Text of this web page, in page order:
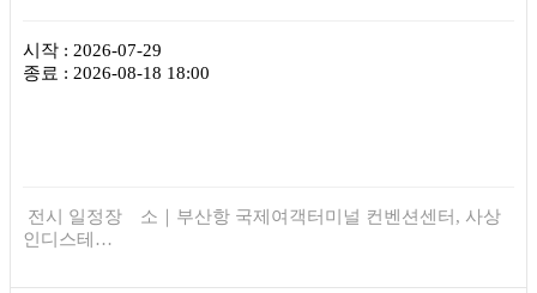
시작 : 2026-07-29
종료 : 2026-08-18 18:00
전시 일정장 소｜부산항 국제여객터미널 컨벤션센터, 사상
인디스테…